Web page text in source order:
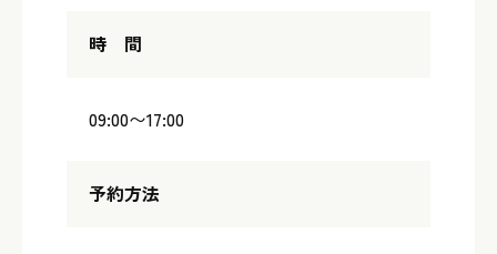
時 間
09:00〜17:00
予約方法